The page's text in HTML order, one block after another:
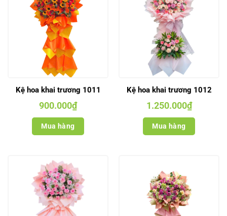
Kệ hoa khai trương 1011
900.000₫
Mua hàng
Kệ hoa khai trương 1012
1.250.000₫
Mua hàng